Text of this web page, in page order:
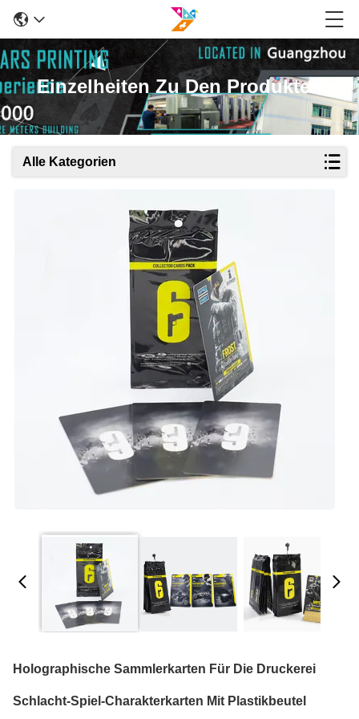
Einzelheiten Zu Den Produkten
Alle Kategorien
Holographische Sammlerkarten Für Die Druckerei
Schlacht-Spiel-Charakterkarten Mit Plastikbeutel